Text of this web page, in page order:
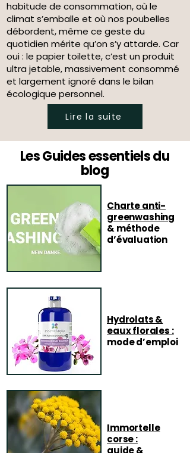
habitude de consommation, où le
climat s’emballe et où nos poubelles
débordent, même ce geste du
quotidien mérite qu’on s’y attarde. Car
oui : le papier toilette, c’est un produit
ultra jetable, massivement consommé
et largement ignoré dans le bilan
écologique personnel.
Lire la suite
Les Guides essentiels du
blog
Charte anti-
greenwashing
& méthode
d’évaluation
Hydrolats &
eaux florales :
mode d’emploi
Immortelle
corse :
guide &